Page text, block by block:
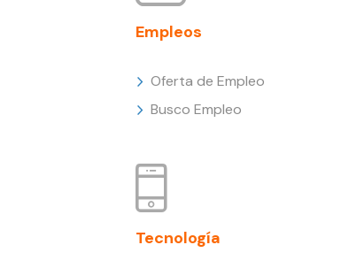
Empleos
Oferta de Empleo
Busco Empleo
Tecnología